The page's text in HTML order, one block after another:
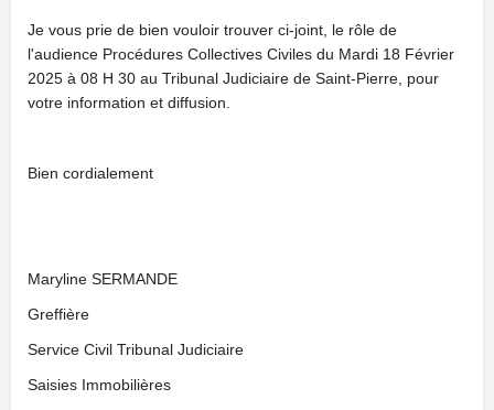
Je vous prie de bien vouloir trouver ci-joint, le rôle de
l'audience Procédures Collectives Civiles du Mardi 18 Février
2025 à 08 H 30 au Tribunal Judiciaire de Saint-Pierre, pour
votre information et diffusion.
Bien cordialement
Maryline SERMANDE
Greffière
Service Civil Tribunal Judiciaire
Saisies Immobilières